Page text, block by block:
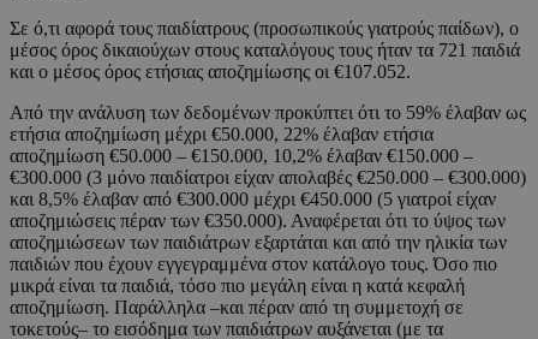
Σε ό,τι αφορά τους παιδίατρους (προσωπικούς γιατρούς παίδων), ο
μέσος όρος δικαιούχων στους καταλόγους τους ήταν τα 721 παιδιά
και ο μέσος όρος ετήσιας αποζημίωσης οι €107.052.
Από την ανάλυση των δεδομένων προκύπτει ότι το 59% έλαβαν ως
ετήσια αποζημίωση μέχρι €50.000, 22% έλαβαν ετήσια
αποζημίωση €50.000 – €150.000, 10,2% έλαβαν €150.000 –
€300.000 (3 μόνο παιδίατροι είχαν απολαβές €250.000 – €300.000)
και 8,5% έλαβαν από €300.000 μέχρι €450.000 (5 γιατροί είχαν
αποζημιώσεις πέραν των €350.000). Αναφέρεται ότι το ύψος των
αποζημιώσεων των παιδιάτρων εξαρτάται και από την ηλικία των
παιδιών που έχουν εγγεγραμμένα στον κατάλογο τους. Όσο πιο
μικρά είναι τα παιδιά, τόσο πιο μεγάλη είναι η κατά κεφαλή
αποζημίωση. Παράλληλα –και πέραν από τη συμμετοχή σε
τοκετούς– το εισόδημα των παιδιάτρων αυξάνεται (με τα